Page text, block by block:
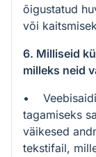
õigustatud
või
6. Milliseid
milleks neid
• Veebisaidi
tagamiseks
väikesed
tekstifail,